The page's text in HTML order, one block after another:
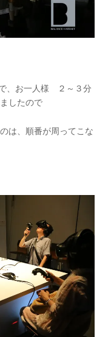
、お一人様 ２～３分
したので
は、順番が周ってこな